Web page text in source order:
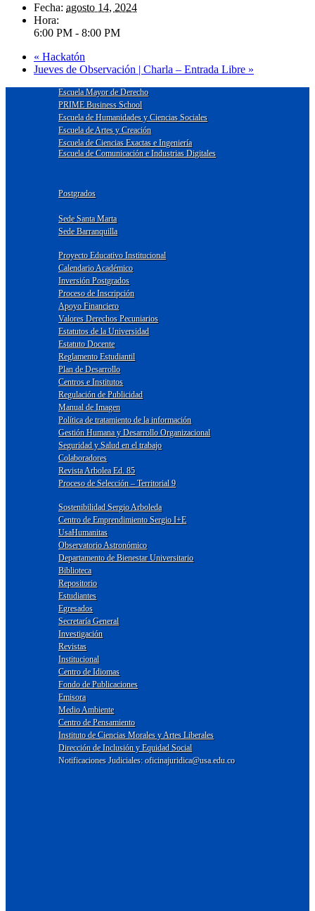
Fecha: agosto 14, 2024
Hora:
6:00 PM - 8:00 PM
« Hackatón
Jueves de Observación | Charla – Entrada Libre »
Escuela Mayor de Derecho
PRIME Business School
Escuela de Humanidades y Ciencias Sociales
Escuela de Artes y Creación
Escuela de Ciencias Exactas e Ingeniería
Escuela de Comunicación e Industrias Digitales
Postgrados
Sede Santa Marta
Sede Barranquilla
Proyecto Educativo Institucional
Calendario Académico
Inversión Postgrados
Proceso de Inscripción
Apoyo Financiero
Valores Derechos Pecuniarios
Estatutos de la Universidad
Estatuto Docente
Reglamento Estudiantil
Plan de Desarrollo
Centros e Institutos
Regulación de Publicidad
Manual de Imagen
Política de tratamiento de la información
Gestión Humana y Desarrollo Organizacional
Seguridad y Salud en el trabajo
Colaboradores
Revista Arbolea Ed. 85
Proceso de Selección – Territorial 9
Sostenibilidad Sergio Arboleda
Centro de Emprendimiento Sergio I+E
UsaHumanitas
Observatorio Astronómico
Departamento de Bienestar Universitario
Biblioteca
Repositorio
Estudiantes
Egresados
Secretaría General
Investigación
Revistas
Institucional
Centro de Idiomas
Fondo de Publicaciones
Emisora
Medio Ambiente
Centro de Pensamiento
Instituto de Ciencias Morales y Artes Liberales
Dirección de Inclusión y Equidad Social
Notificaciones Judiciales: oficinajuridica@usa.edu.co